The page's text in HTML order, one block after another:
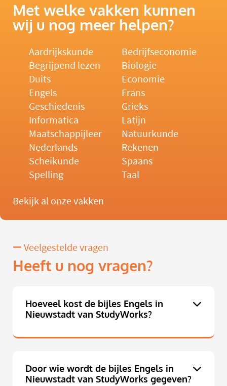
Met welke vakken kunnen
wij u nog meer helpen?
Aardrijkskunde
Bedrijfseconomie
Begrijpend lezen
Biologie
Duits
Economie
Engels
Frans
Geschiedenis
Grieks
Informatica
Latijn
Maatschappijleer
Natuurkunde
Nederlands
Rekenen
Scheikunde
Spaans
Spelling
Taal
Bekijk al onze vakken
Veelgestelde vragen
Heeft u nog vragen?
Hoeveel kost de bijles Engels in
Nieuwstadt van StudyWorks?
Door wie wordt de bijles Engels in
Nieuwstadt van StudyWorks gegeven?